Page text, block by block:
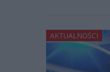
AKTUALNOŚCI